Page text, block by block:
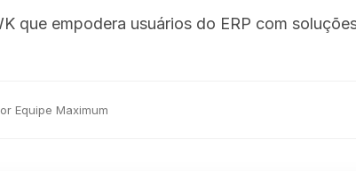
que empodera usuários do ERP com
Equipe Maximum